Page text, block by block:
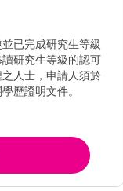
已完成研究生等級
研究生等級的認可
人士，申請人須於
歷證明文件。